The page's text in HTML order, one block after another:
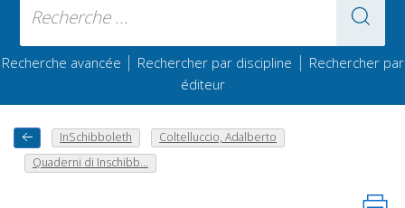
Recherche avancée | Rechercher par discipline | Rechercher par
éditeur
InSchibboleth
Coltelluccio, Adalberto
Quaderni di Inschibb...